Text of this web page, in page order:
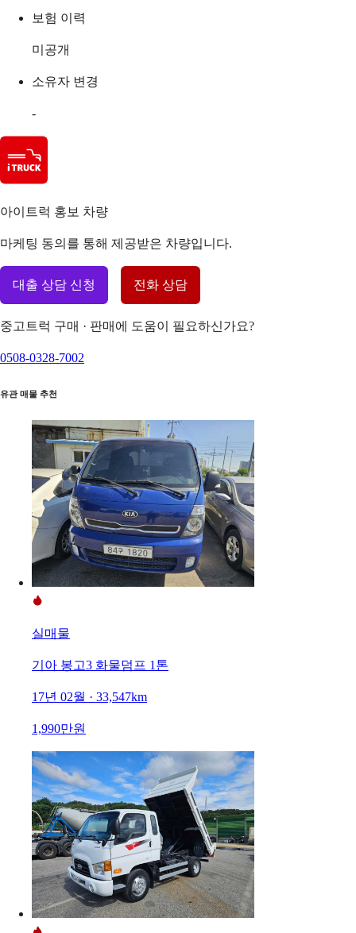
보험 이력
미공개
소유자 변경
-
아이트럭 홍보 차량
마케팅 동의를 통해 제공받은 차량입니다.
대출 상담 신청 전화 상담
중고트럭 구매 · 판매에 도움이 필요하신가요?
0508-0328-7002
유관 매물 추천
실매물
기아 봉고3 화물덤프 1톤
17년 02월 · 33,547km
1,990만원